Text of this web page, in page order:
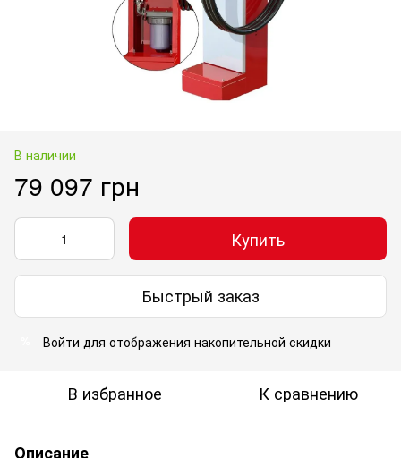
В наличии
79 097 грн
Купить
Быстрый заказ
Войти для отображения накопительной скидки
В избранное К сравнению
Описание